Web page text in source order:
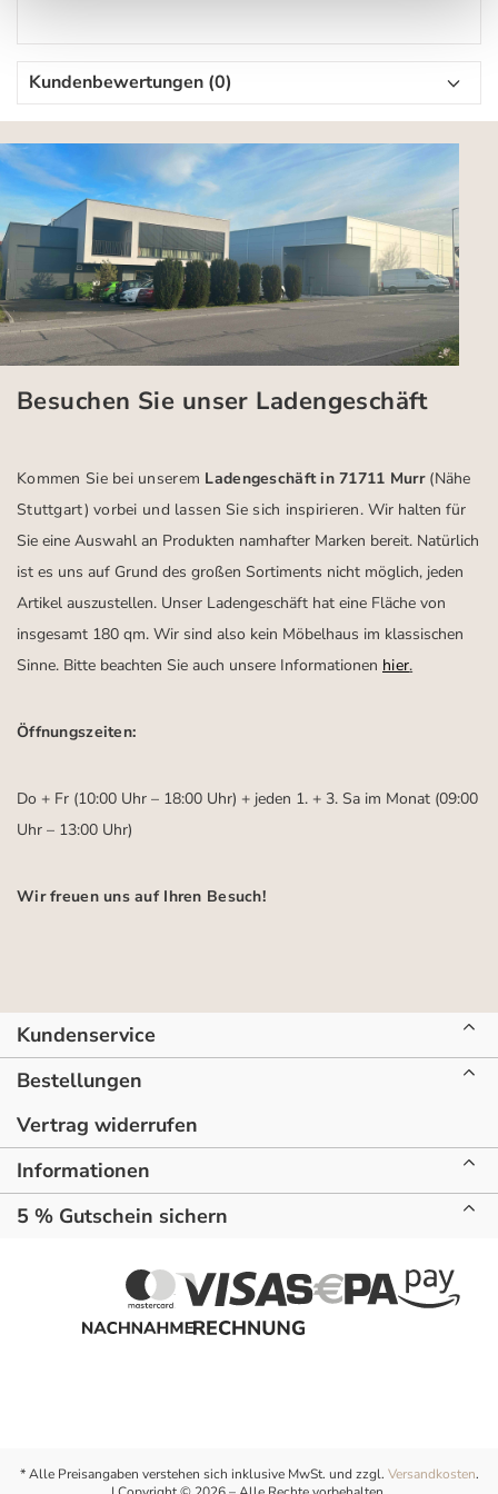
Kundenbewertungen (0)
Besuchen Sie unser Ladengeschäft
Kommen Sie bei unserem Ladengeschäft in 71711 Murr (Nähe
Stuttgart) vorbei und lassen Sie sich inspirieren.Wir halten für
Sie eine Auswahl an Produkten namhafter Marken bereit. Natürlich
ist es uns auf Grund des großen Sortiments nicht möglich, jeden
Artikel auszustellen. Unser Ladengeschäft hat eine Fläche von
insgesamt 180 qm. Wir sind also kein Möbelhaus im klassischen
Sinne. Bitte beachten Sie auch unsere Informationen hier.
Öffnungszeiten:
Do + Fr (10:00 Uhr – 18:00 Uhr) + jeden 1. + 3. Sa im Monat (09:00
Uhr – 13:00 Uhr)
Wir freuen uns auf Ihren Besuch!
Kundenservice
Bestellungen
Vertrag widerrufen
Informationen
5 % Gutschein sichern
* Alle Preisangaben verstehen sich inklusive MwSt. und zzgl. Versandkosten.